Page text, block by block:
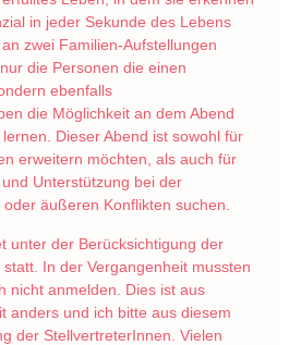
in jeder Sekunde des Lebens
zwei Familien-Aufstellungen
die Personen die einen
ebenfalls
die Möglichkeit an dem Abend
Dieser Abend ist sowohl für
erweitern möchten, als auch für
Unterstützung bei der
äußeren Konflikten suchen.
unter der Berücksichtigung der
In der Vergangenheit mussten
nicht anmelden. Dies ist aus
anders und ich bitte aus diesem
der StellvertreterInnen. Vielen